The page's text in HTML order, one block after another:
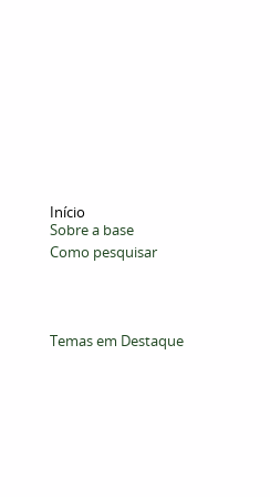
Início
Sobre a base
Como pesquisar
Temas em Destaque